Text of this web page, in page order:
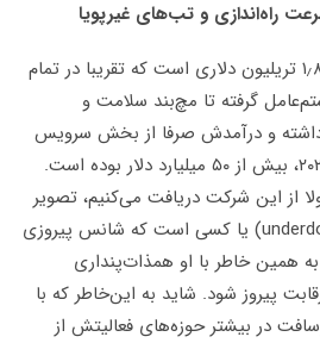
راه‌اندازی و تب‌های غیرپویا
مایکروسافت یک ابرشرکت ۱٫۸ تریلیون دلاری است که تقریبا در تمام
گرفته تا مچ‌بند سلامت و
داشته و درآمدش صرفا از بخش سرویس
ابری آژور در سه‌ماه‌ی آخر ۲۰۲۲، بیش از ۵۰ میلیارد دلار بوده است.
از این شرکت دریافت می‌کنیم، تصویر
یک به‌اصطلاح آندرداگ (underdog) یا کسی است که شانس پیروزی
همین خاطر با او همذات‌پنداری
پیروز شود. شاید به این‌خاطر که با
در بیشتر حوزه‌های فعالیتش از